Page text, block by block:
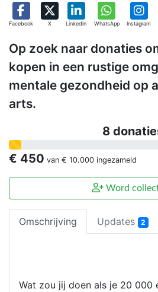
Facebook X Linkedin WhatsApp Instagram
Op zoek naar donaties
kopen in een rustige
mentale gezondheid op
arts.
8
€ 450 van € 10.000 ingezameld
Word
Omschrijving Updates 2
Wat zou jij doen als je 20 000